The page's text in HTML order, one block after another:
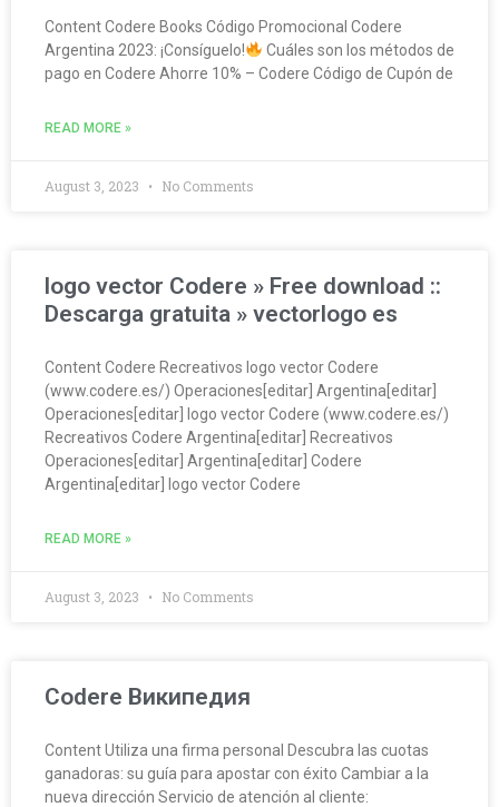
Content Codere Books Código Promocional Codere
Argentina 2023: ¡Consíguelo!
Cuáles son los métodos de
pago en Codere Ahorre 10% – Codere Código de Cupón de
READ MORE »
August 3, 2023 No Comments
logo vector Codere » Free download ::
Descarga gratuita » vectorlogo es
Content Codere Recreativos logo vector Codere
(www.codere.es/) Operaciones[editar] Argentina[editar]
Operaciones[editar] logo vector Codere (www.codere.es/)
Recreativos Codere Argentina[editar] Recreativos
Operaciones[editar] Argentina[editar] Codere
Argentina[editar] logo vector Codere
READ MORE »
August 3, 2023 No Comments
Codere Википедия
Content Utiliza una firma personal Descubra las cuotas
ganadoras: su guía para apostar con éxito Cambiar a la
nueva dirección Servicio de atención al cliente: